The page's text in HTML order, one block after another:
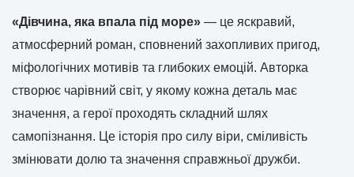
«Дівчина, яка впала під море» — це яскравий,
атмосферний роман, сповнений захопливих пригод,
міфологічних мотивів та глибоких емоцій. Авторка
створює чарівний світ, у якому кожна деталь має
значення, а герої проходять складний шлях
самопізнання. Це історія про силу віри, сміливість
змінювати долю та значення справжньої дружби.